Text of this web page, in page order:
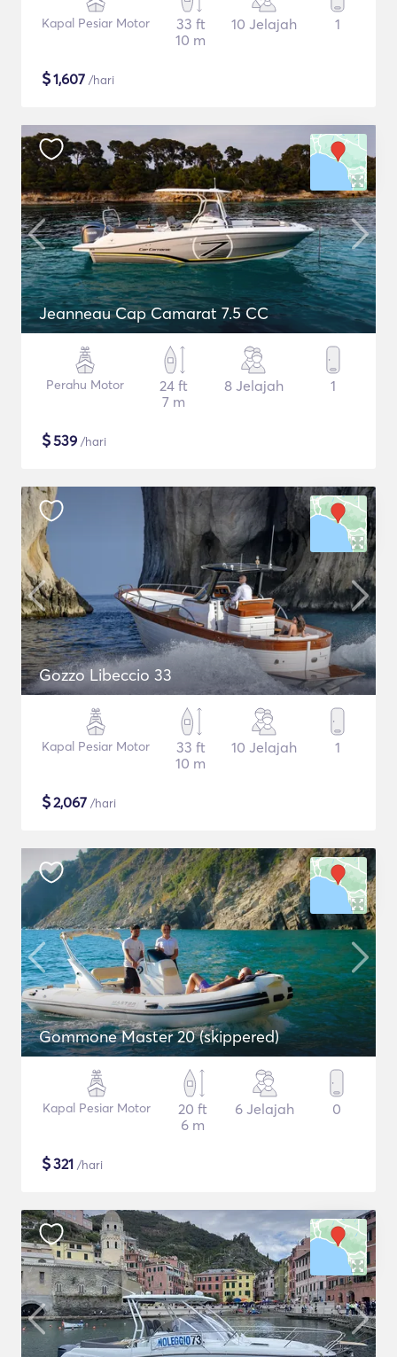
Kapal Pesiar Motor
33 ft
10 m
10 Jelajah 1
$1,607 /hari
Jeanneau Cap Camarat 7.5 CC
Perahu Motor
24 ft
7 m
8 Jelajah 1
$539 /hari
Gozzo Libeccio 33
Kapal Pesiar Motor
33 ft
10 m
10 Jelajah 1
$2,067 /hari
Gommone Master 20 (skippered)
Kapal Pesiar Motor
20 ft
6 m
6 Jelajah 0
$321 /hari